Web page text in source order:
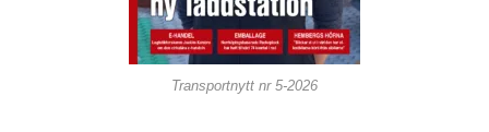
Transportnytt nr 5-2026